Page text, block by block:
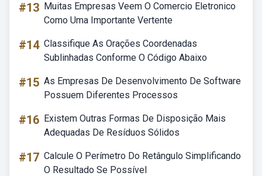
#13 Muitas Empresas Veem O Comercio Eletronico
Como Uma Importante Vertente
#14 Classifique As Orações Coordenadas
Sublinhadas Conforme O Código Abaixo
#15 As Empresas De Desenvolvimento De Software
Possuem Diferentes Processos
#16 Existem Outras Formas De Disposição Mais
Adequadas De Resíduos Sólidos
#17 Calcule O Perímetro Do Retângulo Simplificando
O Resultado Se Possível